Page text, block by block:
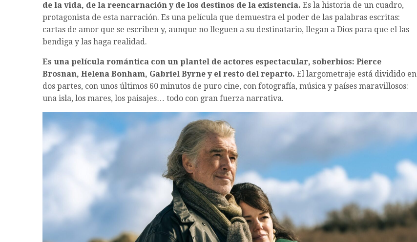
de la vida, de la reencarnación y de los destinos de la existencia. Es la historia de un cuadro,
protagonista de esta narración. Es una película que demuestra el poder de las palabras escritas:
cartas de amor que se escriben y, aunque no lleguen a su destinatario, llegan a Dios para que el las
bendiga y las haga realidad.
Es una película romántica con un plantel de actores espectacular, soberbios: Pierce
Brosnan, Helena Bonham, Gabriel Byrne y el resto del reparto. El largometraje está dividido en
dos partes, con unos últimos 60 minutos de puro cine, con fotografía, música y países maravillosos:
una isla, los mares, los paisajes… todo con gran fuerza narrativa.